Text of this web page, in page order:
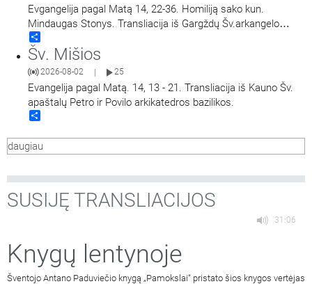
Evgangelija pagal Matą 14, 22-36. Homiliją sako kun.
Mindaugas Stonys. Transliacija iš Gargždų Šv.arkangelo
Mykolo bažnyčios.
Šv. Mišios
2026-08-02 25
Evangelija pagal Matą. 14, 13 - 21. Transliacija iš Kauno Šv.
apaštalų Petro ir Povilo arkikatedros bazilikos.
daugiau
SUSIJĘ TRANSLIACIJOS
31:06
Knygų lentynoje
Šventojo Antano Paduviečio knygą „Pamokslai“ pristato šios knygos vertėjas